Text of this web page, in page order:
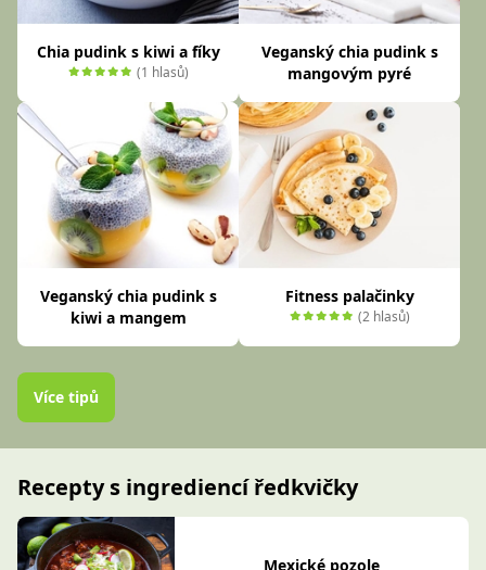
Chia pudink s kiwi a fíky
(1 hlasů)
Veganský chia pudink s
mangovým pyré
Veganský chia pudink s
kiwi a mangem
Fitness palačinky
(2 hlasů)
Více tipů
Recepty s ingrediencí ředkvičky
Mexické pozole